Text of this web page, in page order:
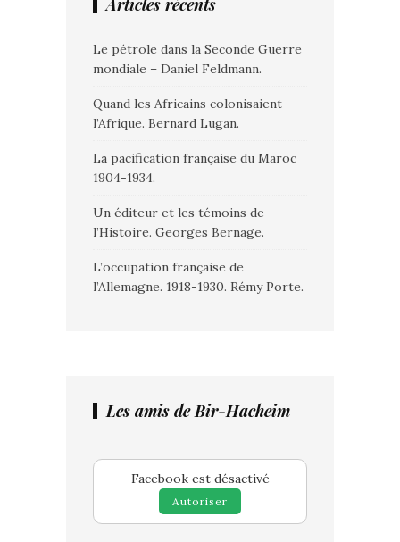
Articles récents
Le pétrole dans la Seconde Guerre
mondiale – Daniel Feldmann.
Quand les Africains colonisaient
l’Afrique. Bernard Lugan.
La pacification française du Maroc
1904-1934.
Un éditeur et les témoins de
l’Histoire. Georges Bernage.
L’occupation française de
l’Allemagne. 1918-1930. Rémy Porte.
Les amis de Bir-Hacheim
Facebook est désactivé
Autoriser